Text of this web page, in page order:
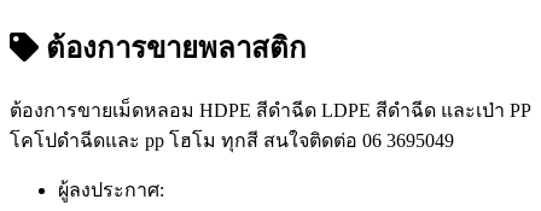
ต้องการขายพลาสติก
ต้องการขายเม็ดหลอม HDPE สีดำฉีด LDPE สีดำฉีด และเป่า PP
โคโปดำฉีดและ pp โฮโม ทุกสี สนใจติดต่อ 06 3695049
ผู้ลงประกาศ: